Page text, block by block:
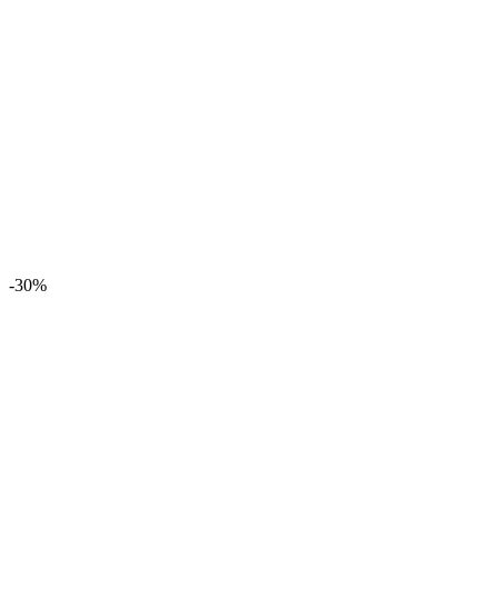
-30%